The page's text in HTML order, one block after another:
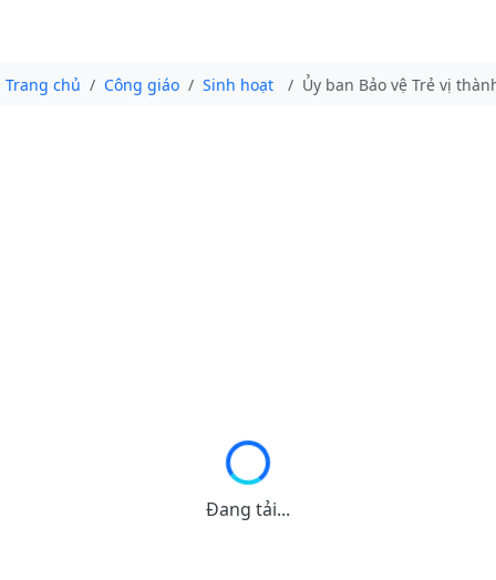
Trang chủ Công giáo Sinh hoạt Ủy ban Bảo vệ Trẻ vị
Đang tải...